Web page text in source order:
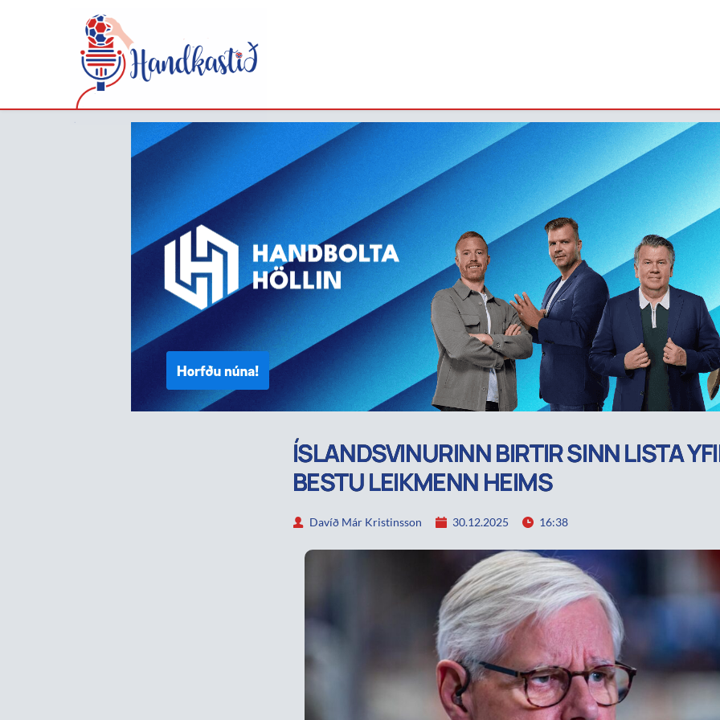
ÍSLANDSVINURINN BIRTIR SINN LISTA
BESTU LEIKMENN HEIMS
Davíð Már Kristinsson 30.12.2025 16:38